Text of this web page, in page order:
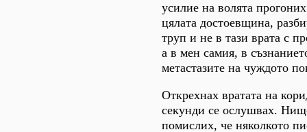
усилие на волята
цялата достоевщина,
труп и не в тази врата с
а в мен самия, в
метастазите на чуждото
Открехнах вратата на
секунди се ослушвах.
помислих, че няколкото